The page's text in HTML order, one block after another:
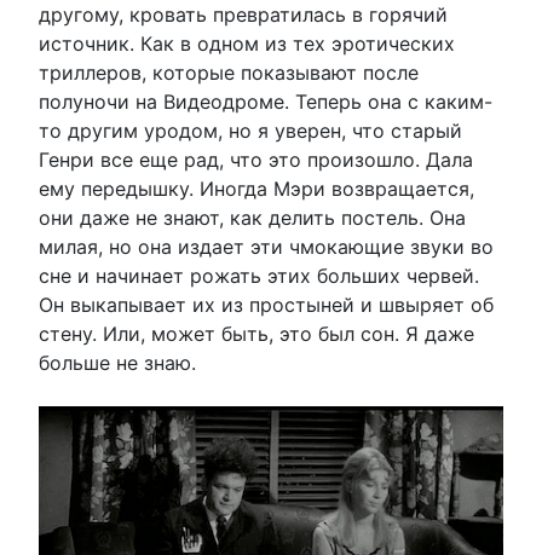
другому, кровать превратилась в горячий
источник. Как в одном из тех эротических
триллеров, которые показывают после
полуночи на Видеодроме. Теперь она с каким-
то другим уродом, но я уверен, что старый
Генри все еще рад, что это произошло. Дала
ему передышку. Иногда Мэри возвращается,
они даже не знают, как делить постель. Она
милая, но она издает эти чмокающие звуки во
сне и начинает рожать этих больших червей.
Он выкапывает их из простыней и швыряет об
стену. Или, может быть, это был сон. Я даже
больше не знаю.